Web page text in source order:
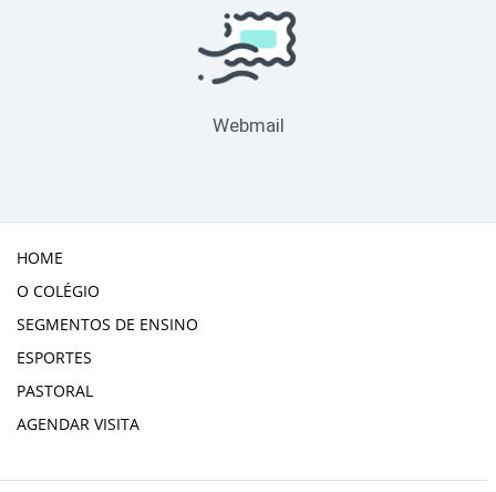
Webmail
HOME
O COLÉGIO
SEGMENTOS DE ENSINO
ESPORTES
PASTORAL
AGENDAR VISITA